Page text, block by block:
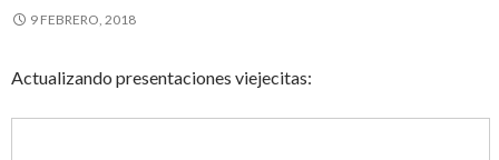
9 FEBRERO, 2018
Actualizando presentaciones viejecitas: